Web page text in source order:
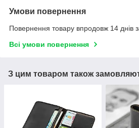
Умови повернення
Повернення товару впродовж 14 днів
Всі умови повернення
З цим товаром також